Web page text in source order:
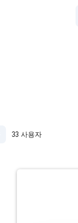
33 사용자